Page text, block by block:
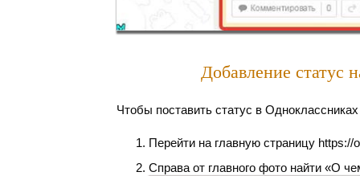
Добавление статус
Чтобы поставить статус в
Перейти на главную страницу https://
Справа от главного фото найти «О